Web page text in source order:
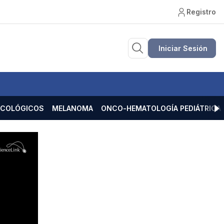
Registro
Iniciar Sesión
MELANOMA ONCO-HEMATOLOGÍA PEDIÁTRICA